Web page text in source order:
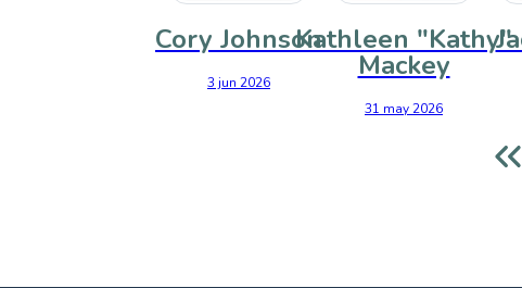
Cory Johnson
3 jun 2026
Kathleen "Kathy"
Mackey
31 may 2026